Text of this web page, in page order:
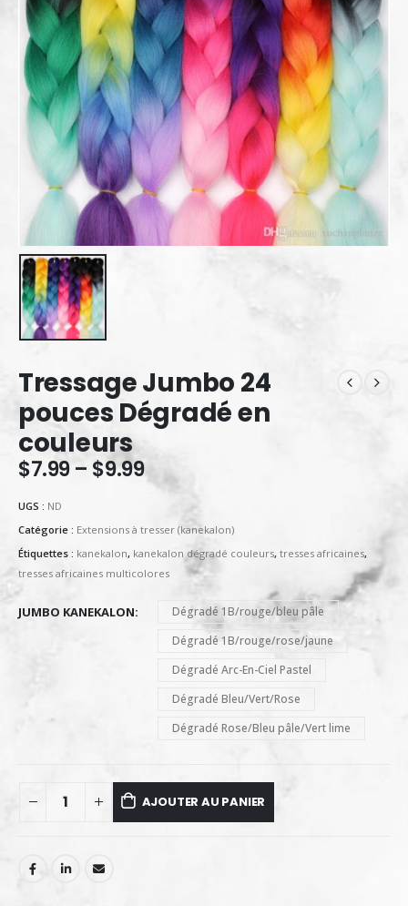
Tressage Jumbo 24
pouces Dégradé en
couleurs
$7.99– $9.99
UGS : ND
Catégorie : Extensions à tresser (kanekalon)
Étiquettes : kanekalon, kanekalon dégradé couleurs, tresses africaines,
tresses africaines multicolores
JUMBO KANEKALON
Dégradé 1B/rouge/bleu pâle
Dégradé 1B/rouge/rose/jaune
Dégradé Arc-En-Ciel Pastel
Dégradé Bleu/Vert/Rose
Dégradé Rose/Bleu pâle/Vert lime
AJOUTER AU PANIER